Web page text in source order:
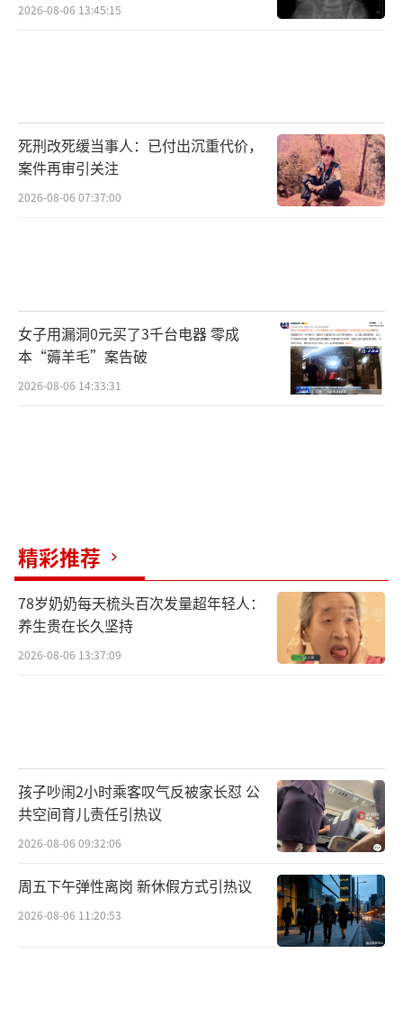
2026-08-06 13:45:15
死刑改死缓当事人：已付出沉重代价，
案件再审引关注
2026-08-06 07:37:00
女子用漏洞0元买了3千台电器 零成
本“薅羊毛”案告破
2026-08-06 14:33:31
精彩推荐
78岁奶奶每天梳头百次发量超年轻人：
养生贵在长久坚持
2026-08-06 13:37:09
孩子吵闹2小时乘客叹气反被家长怼 公
共空间育儿责任引热议
2026-08-06 09:32:06
周五下午弹性离岗 新休假方式引热议
2026-08-06 11:20:53